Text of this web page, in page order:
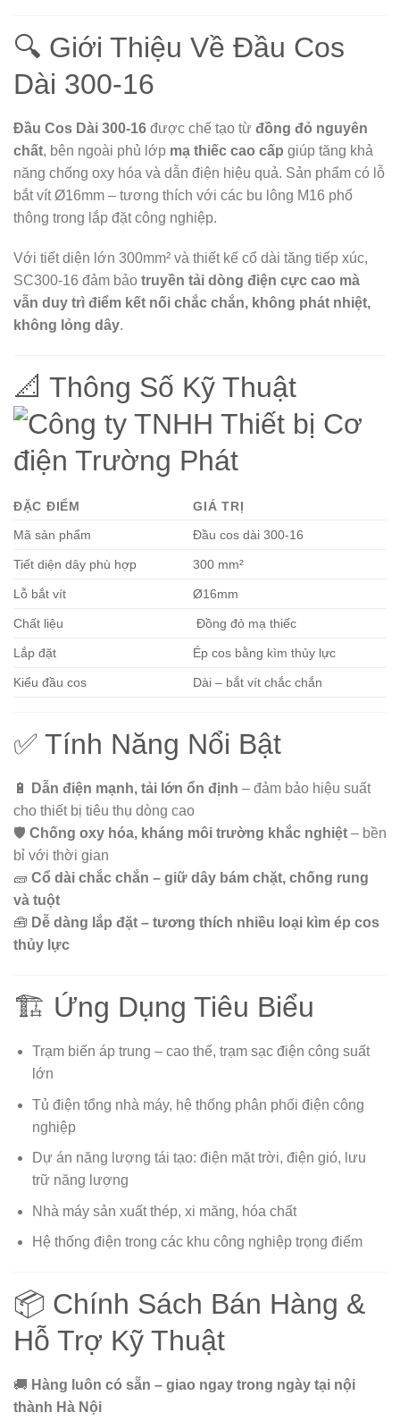
🔍 Giới Thiệu Về Đầu Cos
Dài 300-16
Đầu Cos Dài 300-16 được chế tạo từ đồng đỏ nguyên
chất, bên ngoài phủ lớp mạ thiếc cao cấp giúp tăng khả
năng chống oxy hóa và dẫn điện hiệu quả. Sản phẩm có lỗ
bắt vít Ø16mm – tương thích với các bu lông M16 phổ
thông trong lắp đặt công nghiệp.
Với tiết diện lớn 300mm² và thiết kế cổ dài tăng tiếp xúc,
SC300-16 đảm bảo truyền tải dòng điện cực cao mà
vẫn duy trì điểm kết nối chắc chắn, không phát nhiệt,
không lỏng dây.
📐 Thông Số Kỹ Thuật
ĐẶC ĐIỂM
GIÁ TRỊ
Mã sản phẩm
Đầu cos dài 300-16
Tiết diện dây phù hợp 300 mm²
Lỗ bắt vít Ø16mm
Chất liệu Đồng đỏ mạ thiếc
Lắp đặt Ép cos bằng kìm thủy lực
Kiểu đầu cos Dài – bắt vít chắc chắn
✅ Tính Năng Nổi Bật
🔋 Dẫn điện mạnh, tải lớn ổn định – đảm bảo hiệu suất
cho thiết bị tiêu thụ dòng cao
🛡️ Chống oxy hóa, kháng môi trường khắc nghiệt – bền
bỉ với thời gian
🧱 Cổ dài chắc chắn – giữ dây bám chặt, chống rung
và tuột
🧰 Dễ dàng lắp đặt – tương thích nhiều loại kìm ép cos
thủy lực
🏗️ Ứng Dụng Tiêu Biểu
Trạm biến áp trung – cao thế, trạm sạc điện công suất
lớn
Tủ điện tổng nhà máy, hệ thống phân phối điện công
nghiệp
Dự án năng lượng tái tạo: điện mặt trời, điện gió, lưu
trữ năng lượng
Nhà máy sản xuất thép, xi măng, hóa chất
Hệ thống điện trong các khu công nghiệp trọng điểm
📦 Chính Sách Bán Hàng &
Hỗ Trợ Kỹ Thuật
🚚 Hàng luôn có sẵn – giao ngay trong ngày tại nội
thành Hà Nội